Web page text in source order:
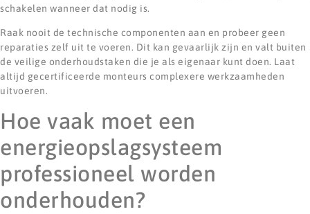
schakelen wanneer dat nodig is.
Raak nooit de technische componenten aan en probeer geen
reparaties zelf uit te voeren. Dit kan gevaarlijk zijn en valt buiten
de veilige onderhoudstaken die je als eigenaar kunt doen. Laat
altijd gecertificeerde monteurs complexere werkzaamheden
uitvoeren.
Hoe vaak moet een
energieopslagsysteem
professioneel worden
onderhouden?